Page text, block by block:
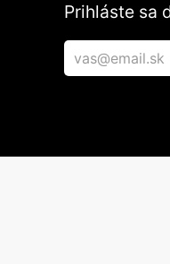
Prihláste sa